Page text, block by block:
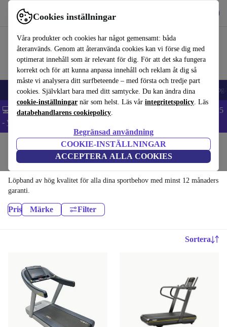
Cookies inställningar
Våra produkter och cookies har något gemensamt: båda
återanvänds. Genom att återanvända cookies kan vi förse dig med
optimerat innehåll som är relevant för dig. För att det ska fungera
korrekt och för att kunna anpassa innehåll och reklam åt dig så
måste vi analysera ditt surfbeteende – med första och tredje part
cookies. Självklart bara med ditt samtycke. Du kan ändra dina
cookie-inställningar när som helst. Läs vår integritetspolicy. Läs
databehandlarens cookiepolicy.
Begränsad användning
COOKIE-INSTÄLLNINGAR
ACCEPTERA ALLA COOKIES
Använd refurbed snabbt och enkelt
🎒 Back to school Elektronik Hushåll Kök Sport Elcykel Yoga
💻 Extra 5% rabatt på alla MacBooks och laptops - Code: LAPTOP5
- Villkor
Träningsutrustning Cardio
Löpband:
Löpband av hög kvalitet för alla dina sportbehov med minst 12 månaders
garanti.
Pris Märke Filter
Sortera